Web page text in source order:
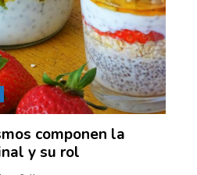
componen la
y su rol